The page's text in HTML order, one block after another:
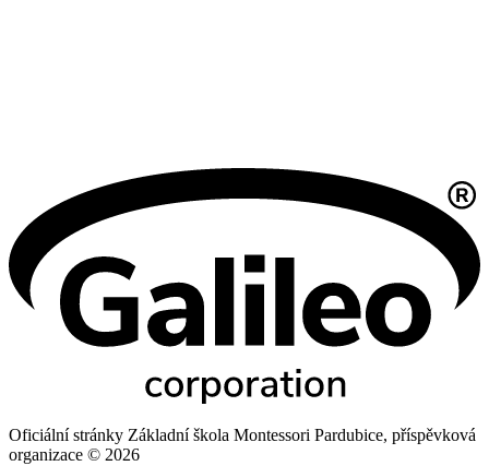
Oficiální stránky Základní škola Montessori Pardubice, příspěvková
organizace © 2026